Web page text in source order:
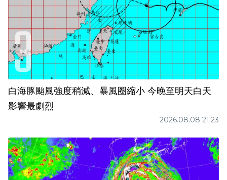
白海豚颱風強度稍減、暴風圈縮小 今晚至明天白天
影響最劇烈
2026.08.08 21:23